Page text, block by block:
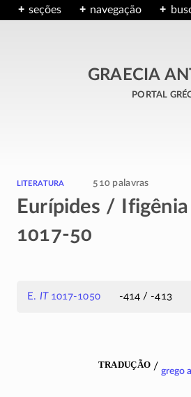
seções navegação
GRAECIA
portal
literatura 510 palavras
Eurípides / Ifigênia
1017-50
E. IT1017-1050 -414 / -413
tradução / grego